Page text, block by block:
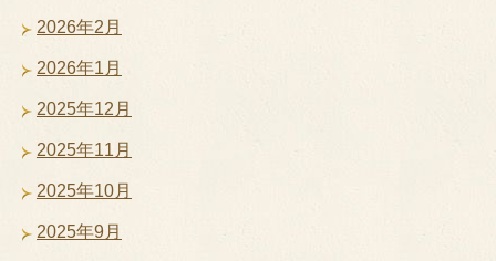
2026年2月
2026年1月
2025年12月
2025年11月
2025年10月
2025年9月